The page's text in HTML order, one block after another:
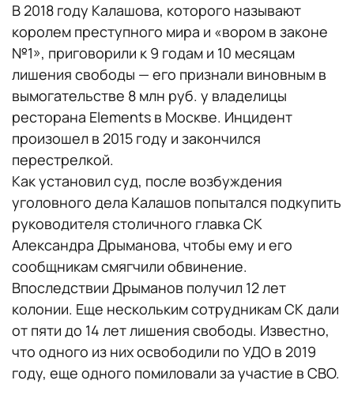
В 2018 году Калашова, которого называют
королем преступного мира и «вором в законе
№1», приговорили к 9 годам и 10 месяцам
лишения свободы — его признали виновным в
вымогательстве 8 млн руб. у владелицы
ресторана Elements в Москве. Инцидент
произошел в 2015 году и закончился
перестрелкой.
Как установил суд, после возбуждения
уголовного дела Калашов попытался подкупить
руководителя столичного главка СК
Александра Дрыманова, чтобы ему и его
сообщникам смягчили обвинение.
Впоследствии Дрыманов получил 12 лет
колонии. Еще нескольким сотрудникам СК дали
от пяти до 14 лет лишения свободы. Известно,
что одного из них освободили по УДО в 2019
году, еще одного помиловали за участие в СВО.